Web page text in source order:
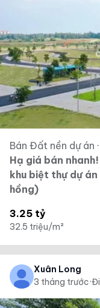
Bán Đất nền dự án ·
Hạ giá bán
khu biệt thự dự
hồng)
3.25 tỷ
32.5 triệu/m²
Xuân Long
3 tháng trước·